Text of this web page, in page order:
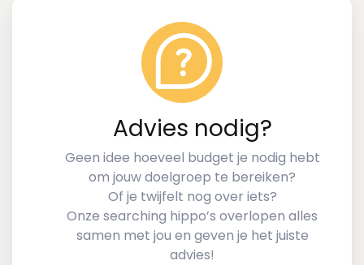
Advies nodig?
Geen idee hoeveel budget je nodig hebt
om jouw doelgroep te bereiken?
Of je twijfelt nog over iets?
Onze searching hippo’s overlopen alles
samen met jou en geven je het juiste
advies!